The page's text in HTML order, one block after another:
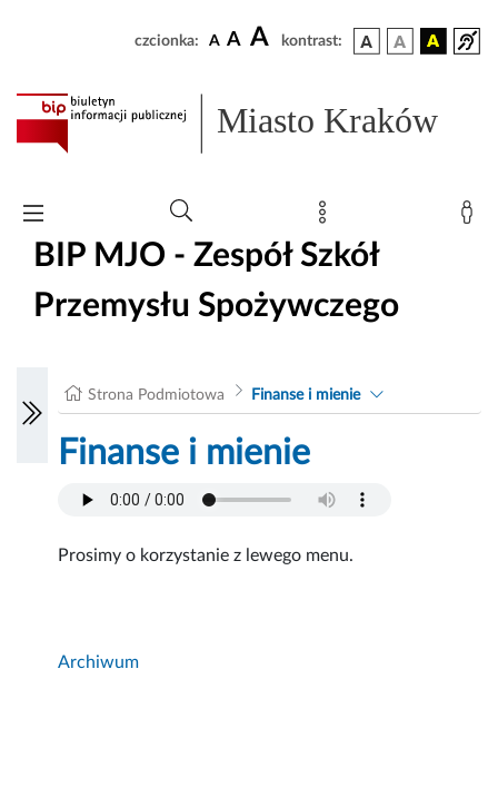
czcionka: A A A kontrast:
Miasto Kraków
BIP MJO - Zespół Szkół
Przemysłu Spożywczego
Strona Podmiotowa Finanse i mienie
Finanse i mienie
Prosimy o korzystanie z lewego menu.
Archiwum